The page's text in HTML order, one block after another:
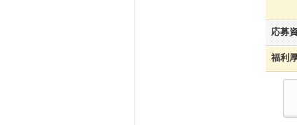
応募
福利